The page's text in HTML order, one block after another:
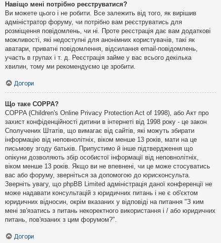
Навіщо мені потрібно реєструватися?
Ви можете цього і не робити. Все залежить від того, як вирішив
адміністратор форуму, чи потрібно вам реєструватись для
розміщення повідомлень, чи ні. Проте реєстрація дає вам додаткові
можливості, які недоступні для анонімних користувачів, такі як
аватари, приватні повідомлення, відсилання email-повідомлень,
участь в групах і т. д. Реєстрація займе у вас всього декілька
хвилин, тому ми рекомендуємо це зробити.
Догори
Що таке COPPA?
COPPA (Children's Online Privacy Protection Act of 1998), або Акт про
захист конфіденційності дитини в інтернеті від 1998 року - це закон
Сполучених Штатів, що вимагає від сайтів, які можуть збирати
інформацію від неповнолітніх, віком менше 13 років, мати на це
письмову згоду батьків. Припустимо й інше підтвердження що
опікуни дозволяють збір особистої інформації від неповнолітніх,
віком менше 13 років. Якщо ви не впевнені, чи це може стосуватись
вас або форуму, зверніться за допомогою до юрисконсульта.
Зверніть увагу, що phpBB Limited адміністрація даної конференції не
може надавати консультацій з юридичних питань і не є об'єктом
юридичних відносин, окрім вказаних у відповіді на питання "З ким
мені зв'язатись з питань некоректного використання і / або юридичних
питань, пов'язаних з цим форумом?".
Догори